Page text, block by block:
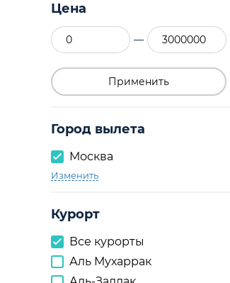
Цена
—
Применить
Город вылета
Москва
Изменить
Курорт
Все курорты
Аль Мухаррак